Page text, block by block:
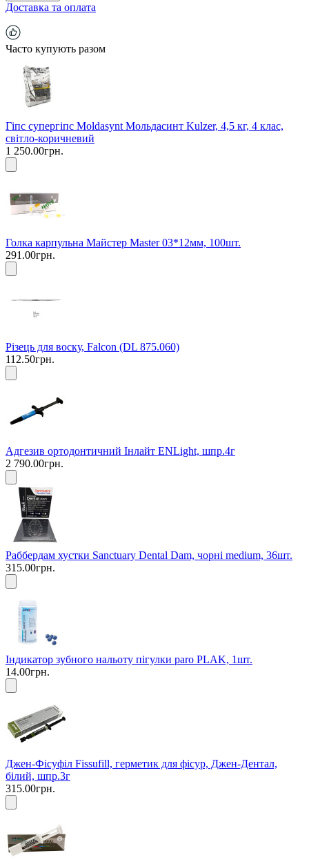
Доставка та оплата
Часто купують разом
Гіпс супергіпс Moldasynt Мольдасинт Kulzer, 4,5 кг, 4 клас,
світло-коричневий
1 250.00грн.
Голка карпульна Майстер Master 03*12мм, 100шт.
291.00грн.
Різець для воску, Falcon (DL 875.060)
112.50грн.
Адгезив ортодонтичний Інлайт ENLight, шпр.4г
2 790.00грн.
Раббердам хустки Sanctuary Dental Dam, чорні medium, 36шт.
315.00грн.
Індикатор зубного нальоту пігулки paro PLAK, 1шт.
14.00грн.
Джен-Фісуфіл Fissufill, герметик для фісур, Джен-Дентал,
білий, шпр.3г
315.00грн.